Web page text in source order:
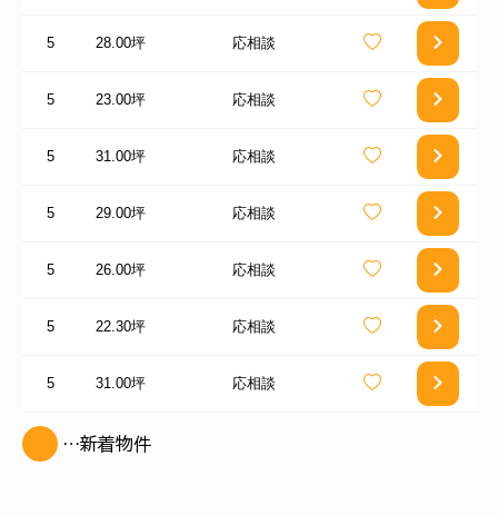
5 28.00坪 応相談
5 23.00坪 応相談
5 31.00坪 応相談
5 29.00坪 応相談
5 26.00坪 応相談
5 22.30坪 応相談
5 31.00坪 応相談
…新着物件